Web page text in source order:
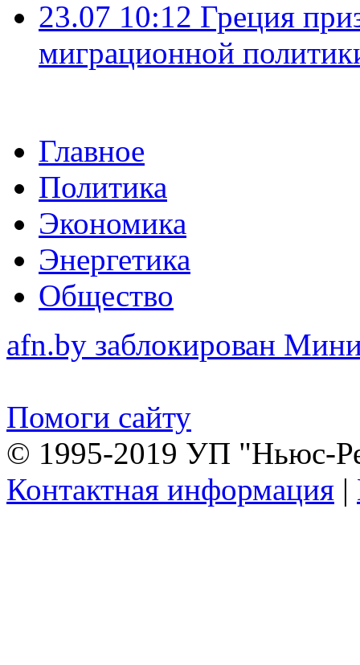
23.07 10:12 Греция
миграционной
Главное
Политика
Экономика
Энергетика
Общество
afn.by заблокирован
Помоги сайту
© 1995-2019 УП "Ньюс-
Контактная информация |